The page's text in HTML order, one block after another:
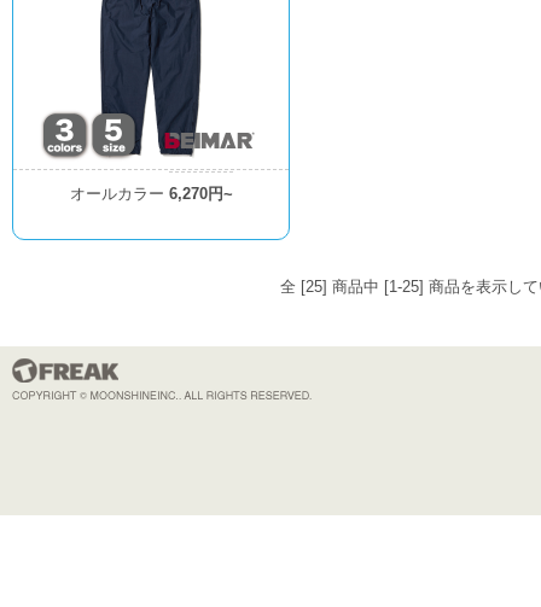
オールカラー 6,270円~
全 [25] 商品中 [1-25] 商品を表示し